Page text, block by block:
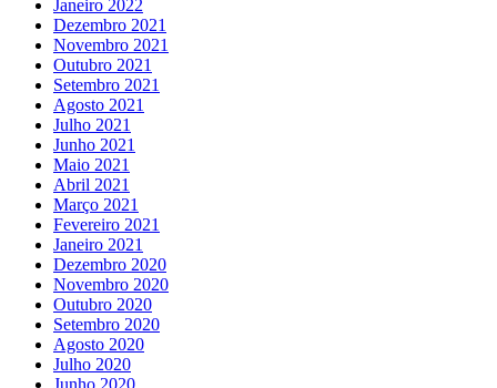
Janeiro 2022
Dezembro 2021
Novembro 2021
Outubro 2021
Setembro 2021
Agosto 2021
Julho 2021
Junho 2021
Maio 2021
Abril 2021
Março 2021
Fevereiro 2021
Janeiro 2021
Dezembro 2020
Novembro 2020
Outubro 2020
Setembro 2020
Agosto 2020
Julho 2020